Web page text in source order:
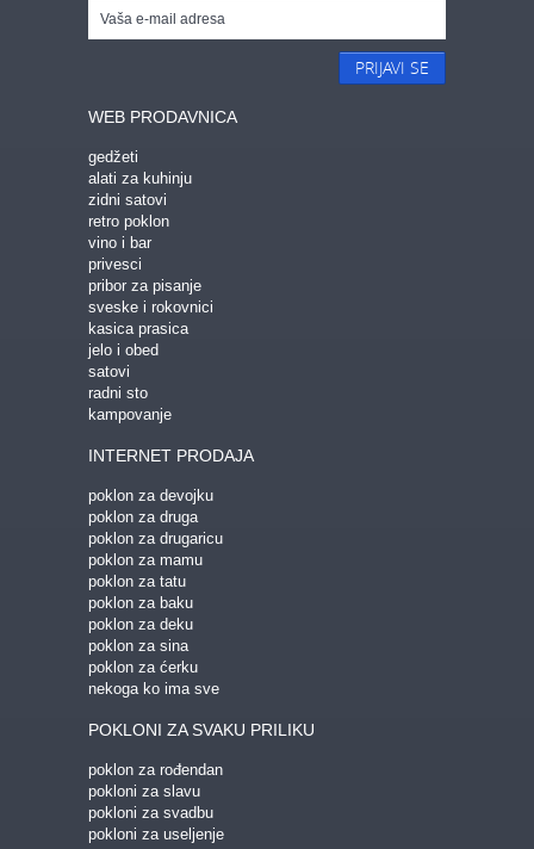
PRIJAVI SE
WEB PRODAVNICA
gedžeti
alati za kuhinju
zidni satovi
retro poklon
vino i bar
privesci
pribor za pisanje
sveske i rokovnici
kasica prasica
jelo i obed
satovi
radni sto
kampovanje
INTERNET PRODAJA
poklon za devojku
poklon za druga
poklon za drugaricu
poklon za mamu
poklon za tatu
poklon za baku
poklon za deku
poklon za sina
poklon za ćerku
nekoga ko ima sve
POKLONI ZA SVAKU PRILIKU
poklon za rođendan
pokloni za slavu
pokloni za svadbu
pokloni za useljenje